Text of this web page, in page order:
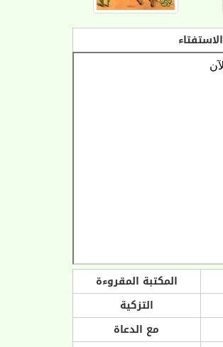
الاستفتاء
المكتبة المقروءة
التزكية
مع الدعاة